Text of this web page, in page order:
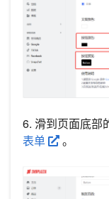
6. 滑到页面底部
表单
。